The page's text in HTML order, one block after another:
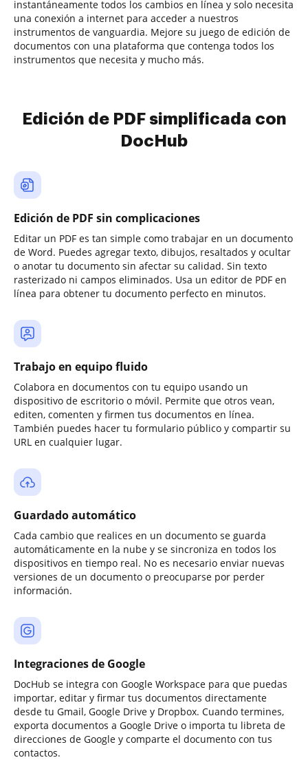
instantáneamente todos los cambios en línea y solo necesita
una conexión a internet para acceder a nuestros
instrumentos de vanguardia. Mejore su juego de edición de
documentos con una plataforma que contenga todos los
instrumentos que necesita y mucho más.
Edición de PDF simplificada con
DocHub
Edición de PDF sin complicaciones
Editar un PDF es tan simple como trabajar en un documento
de Word. Puedes agregar texto, dibujos, resaltados y ocultar
o anotar tu documento sin afectar su calidad. Sin texto
rasterizado ni campos eliminados. Usa un editor de PDF en
línea para obtener tu documento perfecto en minutos.
Trabajo en equipo fluido
Colabora en documentos con tu equipo usando un
dispositivo de escritorio o móvil. Permite que otros vean,
editen, comenten y firmen tus documentos en línea.
También puedes hacer tu formulario público y compartir su
URL en cualquier lugar.
Guardado automático
Cada cambio que realices en un documento se guarda
automáticamente en la nube y se sincroniza en todos los
dispositivos en tiempo real. No es necesario enviar nuevas
versiones de un documento o preocuparse por perder
información.
Integraciones de Google
DocHub se integra con Google Workspace para que puedas
importar, editar y firmar tus documentos directamente
desde tu Gmail, Google Drive y Dropbox. Cuando termines,
exporta documentos a Google Drive o importa tu libreta de
direcciones de Google y comparte el documento con tus
contactos.